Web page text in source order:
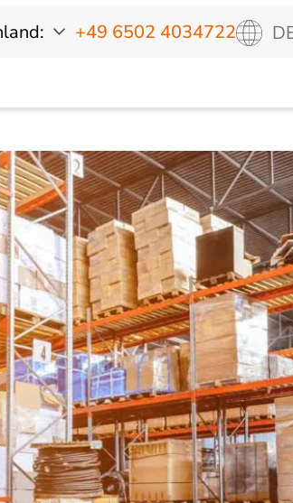
+49 6502 4034722